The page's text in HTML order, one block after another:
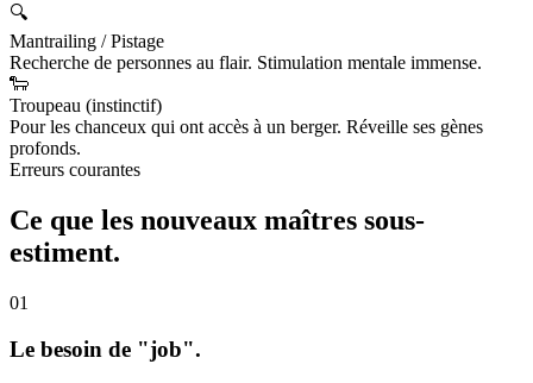
🔍
Mantrailing / Pistage
Recherche de personnes au flair. Stimulation mentale immense.
🐑
Troupeau (instinctif)
Pour les chanceux qui ont accès à un berger. Réveille ses gènes
profonds.
Erreurs courantes
Ce que les nouveaux maîtres sous-
estiment.
01
Le besoin de "job".